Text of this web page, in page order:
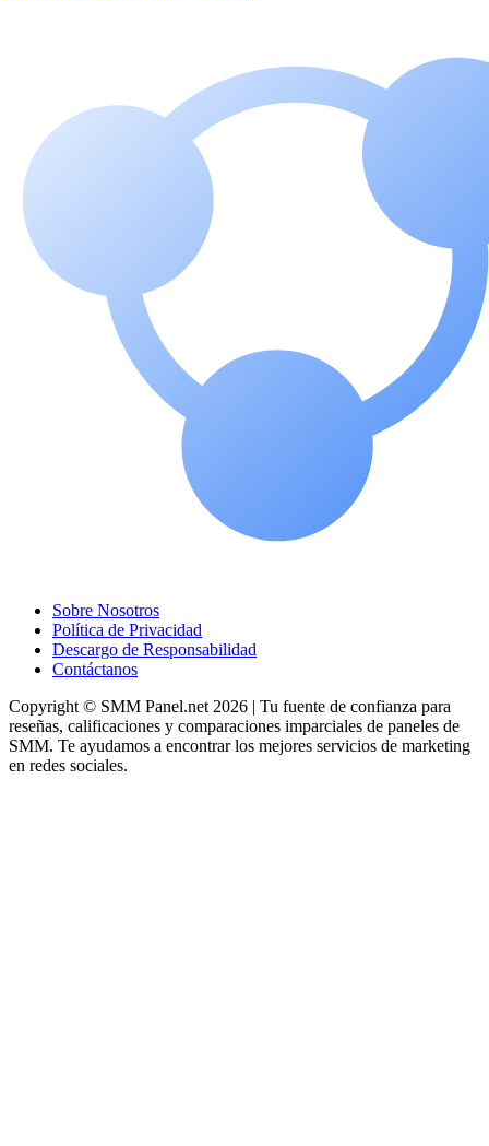
Sobre Nosotros
Política de Privacidad
Descargo de Responsabilidad
Contáctanos
Copyright © SMM Panel.net 2026 | Tu fuente de confianza para
reseñas, calificaciones y comparaciones imparciales de paneles de
SMM. Te ayudamos a encontrar los mejores servicios de marketing
en redes sociales.